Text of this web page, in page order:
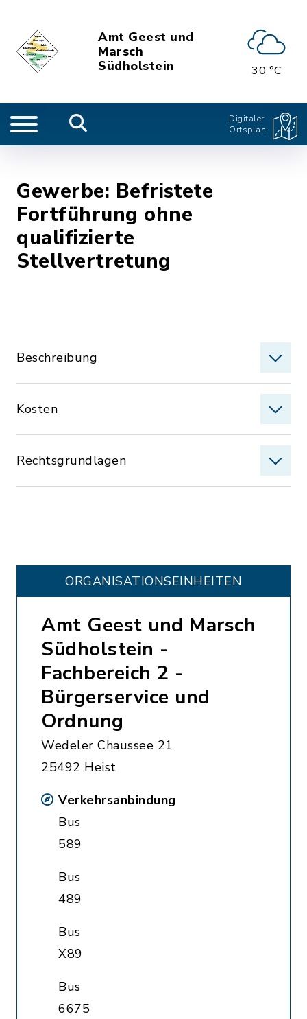
Amt Geest und
Marsch
Südholstein
30 °C
Digitaler
Ortsplan
Gewerbe: Befristete
Fortführung ohne
qualifizierte
Stellvertretung
Beschreibung
Kosten
Rechtsgrundlagen
ORGANISATIONS­EINHEITEN
Amt Geest und Marsch
Südholstein -
Fachbereich 2 -
Bürgerservice und
Ordnung
Wedeler Chaussee 21
25492 Heist
Verkehrsanbindung
Bus
589
Bus
489
Bus
X89
Bus
6675